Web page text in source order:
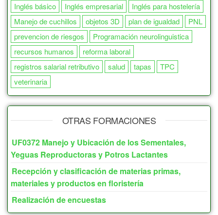
Inglés básico
Inglés empresarial
Inglés para hostelería
Manejo de cuchillos
objetos 3D plan de igualdad
PNL
prevencion de riesgos
Programación neurolinguistica
recursos humanos
reforma laboral
registros salarial retributivo
salud tapas
TPC
veterinaria
OTRAS FORMACIONES
UF0372 Manejo y Ubicación de los Sementales,
Yeguas Reproductoras y Potros Lactantes
Recepción y clasificación de materias primas,
materiales y productos en floristería
Realización de encuestas